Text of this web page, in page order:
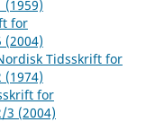
for
Tidsskrift for
for
3 (2004)